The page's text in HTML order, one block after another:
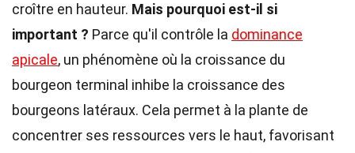
croître en hauteur. Mais pourquoi est-il si
important ? Parce qu'il contrôle la dominance
apicale, un phénomène où la croissance du
bourgeon terminal inhibe la croissance des
bourgeons latéraux. Cela permet à la plante de
concentrer ses ressources vers le haut, favorisant